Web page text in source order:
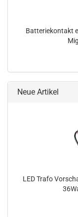
Batteriekontakt
Neue Artikel
LED Trafo